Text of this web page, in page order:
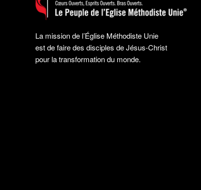
La mission de l’Église Méthodiste Unie
est de faire des disciples de Jésus-Christ
pour la transformation du monde.